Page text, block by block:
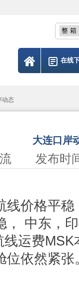
在线
动态
大连口岸
流 发布时间
线价格平
中东，
线运费MSK
位依然紧